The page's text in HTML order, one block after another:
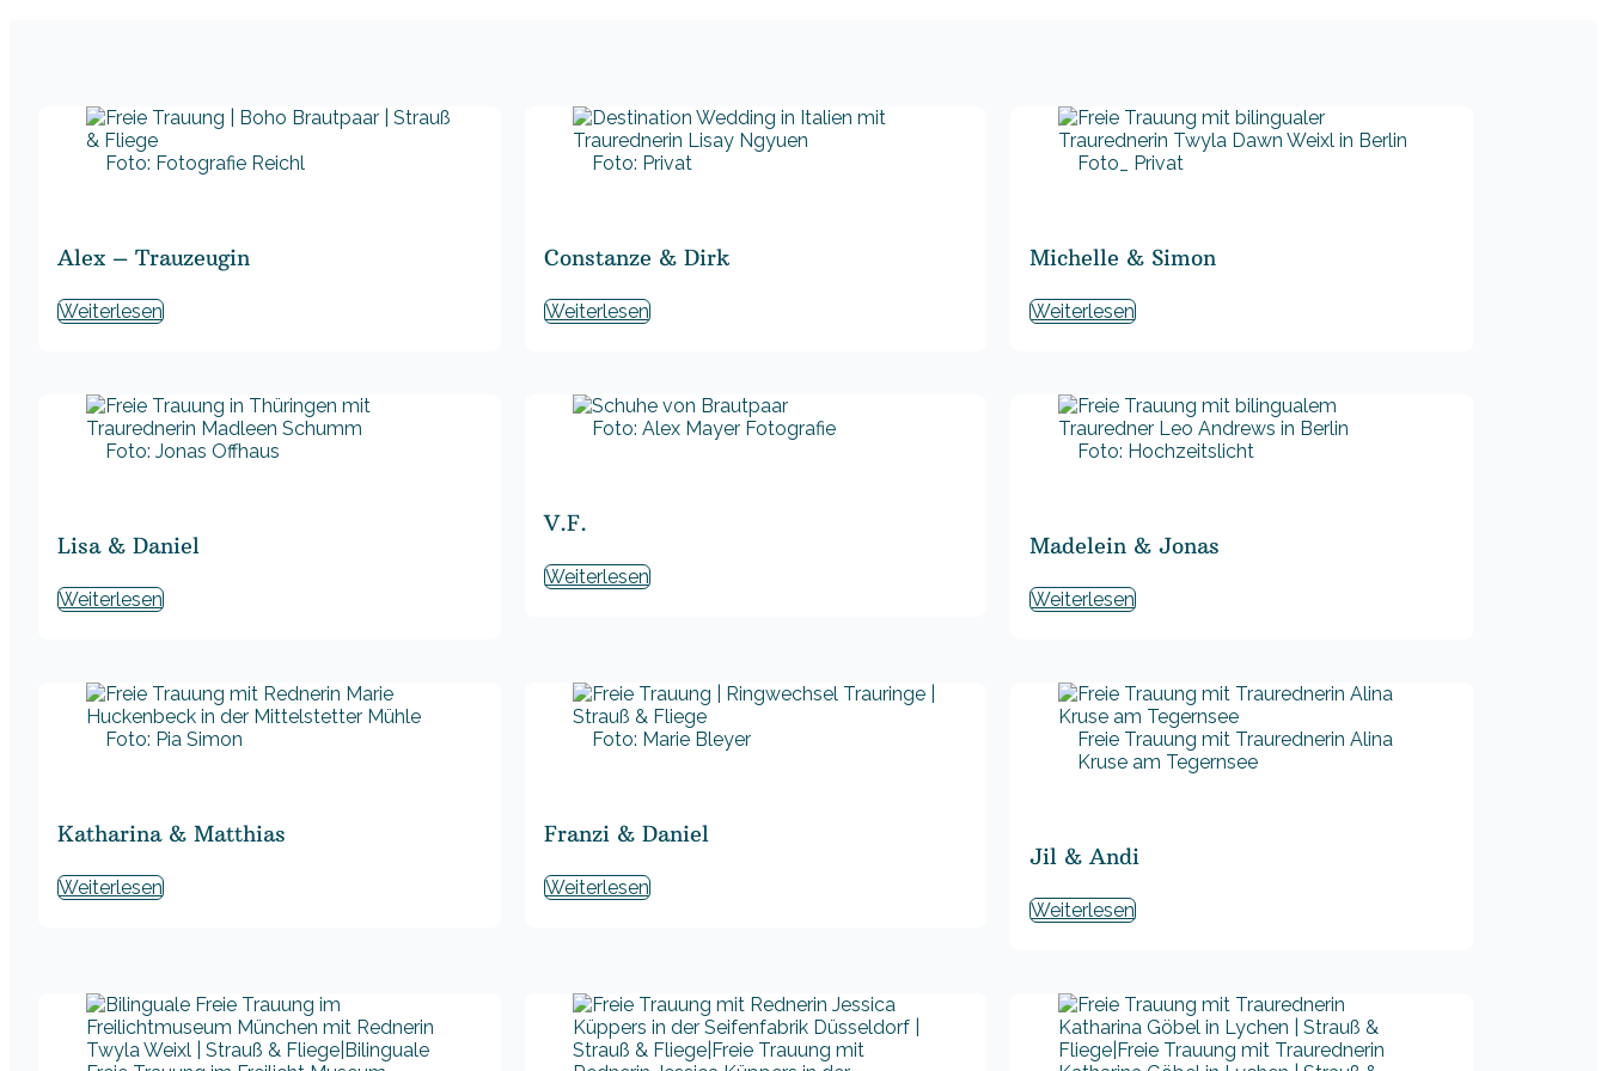
Foto: Fotografie Reichl
Alex – Trauzeugin
Weiterlesen
Foto: Privat
Constanze & Dirk
Weiterlesen
Foto_ Privat
Michelle & Simon
Weiterlesen
Foto: Jonas Offhaus
Lisa & Daniel
Weiterlesen
Foto: Alex Mayer Fotografie
V.F.
Weiterlesen
Foto: Hochzeitslicht
Madelein & Jonas
Weiterlesen
Foto: Pia Simon
Katharina & Matthias
Weiterlesen
Foto: Marie Bleyer
Franzi & Daniel
Weiterlesen
Freie Trauung mit Traurednerin Alina
Kruse am Tegernsee
Jil & Andi
Weiterlesen